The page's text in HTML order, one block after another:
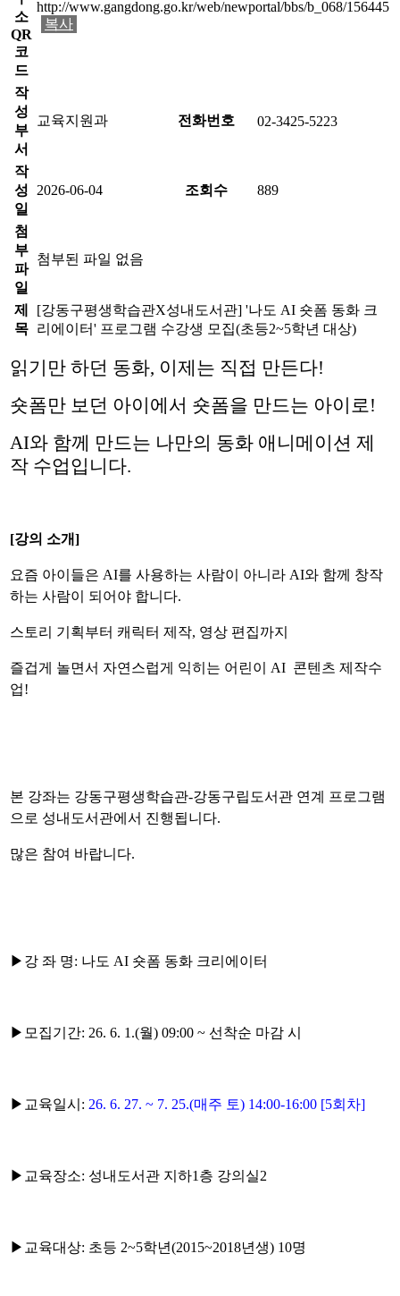
소
QR
코
드
http://www.gangdong.go.kr/web/newportal/bbs/b_068/156445
복사
작
성
부
서
교육지원과 전화번호 02-3425-5223
작
성
일
2026-06-04 조회수 889
첨
부
파
일
첨부된 파일 없음
제
목
[강동구평생학습관X성내도서관] '나도 AI 숏폼 동화 크
리에이터' 프로그램 수강생 모집(초등2~5학년 대상)
읽기만 하던 동화, 이제는 직접 만든다!
숏폼만 보던 아이에서 숏폼을 만드는 아이로!
AI와 함께 만드는 나만의 동화 애니메이션 제
작 수업입니다.
[강의 소개]
요즘 아이들은 AI를 사용하는 사람이 아니라 AI와 함께 창작
하는 사람이 되어야 합니다.
스토리 기획부터 캐릭터 제작, 영상 편집까지
즐겁게 놀면서 자연스럽게 익히는 어린이 AI 콘텐츠 제작수
업!
본 강좌는 강동구평생학습관-강동구립도서관 연계 프로그램
으로 성내도서관에서 진행됩니다.
많은 참여 바랍니다.
▶ 강 좌 명: 나도 AI 숏폼 동화 크리에이터
▶ 모집기간: 26. 6. 1.(월) 09:00 ~ 선착순 마감 시
▶ 교육일시 : 26. 6. 27. ~ 7. 25.(매주 토) 14:00-16:00 [5회차]
▶ 교육장소: 성내도서관 지하1 층 강의실2
▶ 교육대상: 초등 2~5학년(2015~2018년생) 10명